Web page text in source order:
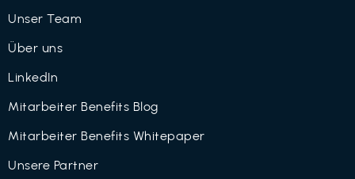
Unser Team
Über uns
LinkedIn
Mitarbeiter Benefits Blog
Mitarbeiter Benefits Whitepaper
Unsere Partner